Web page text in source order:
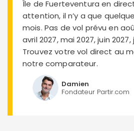
Île de Fuerteventura en
attention, il n’y a que
mois. Pas de vol prévu en
avril 2027, mai 2027, juin 2027,
Trouvez votre vol direct au
notre comparateur.
Damien
Fondateur Partir.com